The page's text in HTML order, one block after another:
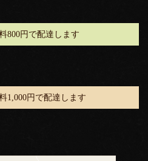
800円で配達します
1,000円で配達します